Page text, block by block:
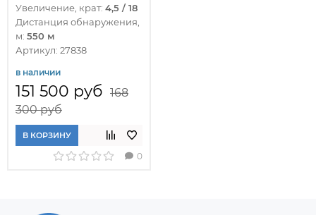
Увеличение, крат: 4,5 / 18
Дистанция обнаружения,
м: 550 м
Артикул: 27838
в наличии
151 500 руб 168
300 руб
В КОРЗИНУ
0